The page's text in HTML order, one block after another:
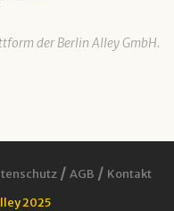
der Berlin Alley GmbH.
/ AGB / Kontakt
2025